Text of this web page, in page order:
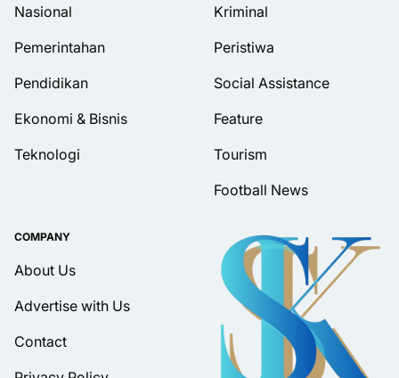
Nasional
Pemerintahan
Pendidikan
Ekonomi & Bisnis
Teknologi
Kriminal
Peristiwa
Social Assistance
Feature
Tourism
Football News
COMPANY
About Us
Advertise with Us
Contact